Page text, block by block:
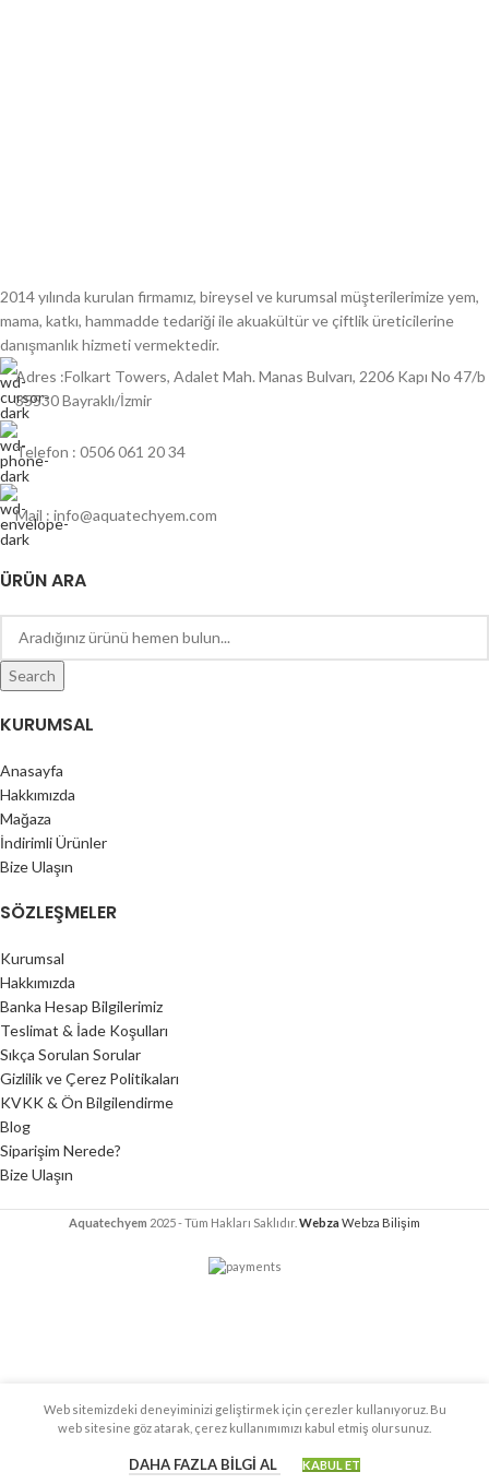
2014 yılında kurulan firmamız, bireysel ve kurumsal müşterilerimize yem,
mama, katkı, hammadde tedariği ile akuakültür ve çiftlik üreticilerine
danışmanlık hizmeti vermektedir.
Adres :Folkart Towers, Adalet Mah. Manas Bulvarı, 2206 Kapı No 47/b
35530 Bayraklı/İzmir
Telefon : 0506 061 20 34
Mail : info@aquatechyem.com
ÜRÜN ARA
Search
KURUMSAL
Anasayfa
Hakkımızda
Mağaza
İndirimli Ürünler
Bize Ulaşın
SÖZLEŞMELER
Kurumsal
Hakkımızda
Banka Hesap Bilgilerimiz
Teslimat & İade Koşulları
Sıkça Sorulan Sorular
Gizlilik ve Çerez Politikaları
KVKK & Ön Bilgilendirme
Blog
Siparişim Nerede?
Bize Ulaşın
Aquatechyem 2025 - Tüm Hakları Saklıdır. WebzaWebza Bilişim
Web sitemizdeki deneyiminizi geliştirmek için çerezler kullanıyoruz. Bu
web sitesine göz atarak, çerez kullanımımızı kabul etmiş olursunuz.
DAHA FAZLA BILGI AL KABUL ET